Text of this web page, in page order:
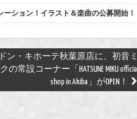
ション！イラスト＆楽曲の公募開始！
ドン・キホーテ秋葉原店に、初音ミ
クの常設コーナー「HATSUNE MIKU official
shop in Akiba」がOPEN！